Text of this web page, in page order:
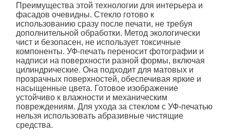
Преимущества этой технологии для интерьера и
фасадов очевидны. Стекло готово к
использованию сразу после печати, не требуя
дополнительной обработки. Метод экологически
чист и безопасен, не использует токсичные
компоненты. УФ-печатьпереносит фотографии и
надписи на поверхности разной формы, включая
цилиндрические. Она подходит для матовых и
прозрачных поверхностей, обеспечивая яркие и
насыщенные цвета. Готовое изображение
устойчиво к влажности и механическим
повреждениям. Для ухода за стеклом с УФ-печатью
нельзя использовать абразивные чистящие
средства.